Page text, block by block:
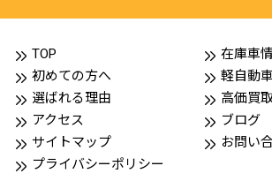
TOP
在庫車
初めての方へ
軽自動
選ばれる理由
高価買
アクセス
ブログ
サイトマップ
お問い
プライバシーポリシー